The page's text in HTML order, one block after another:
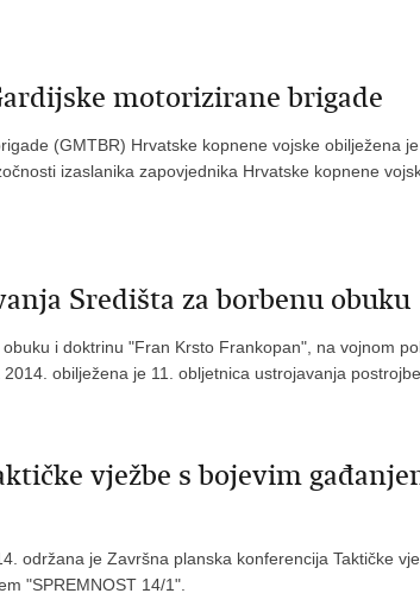
motorizirane brigade
(GMTBR) Hrvatske kopnene vojske obilježena
izaslanika zapovjednika Hrvatske kopnene
Središta za borbenu obuku
i doktrinu "Fran Krsto Frankopan", na vojnom
obilježena je 11. obljetnica ustrojavanja postrojbe.
vježbe s bojevim
održana je Završna planska konferencija Taktičke
"SPREMNOST 14/1".